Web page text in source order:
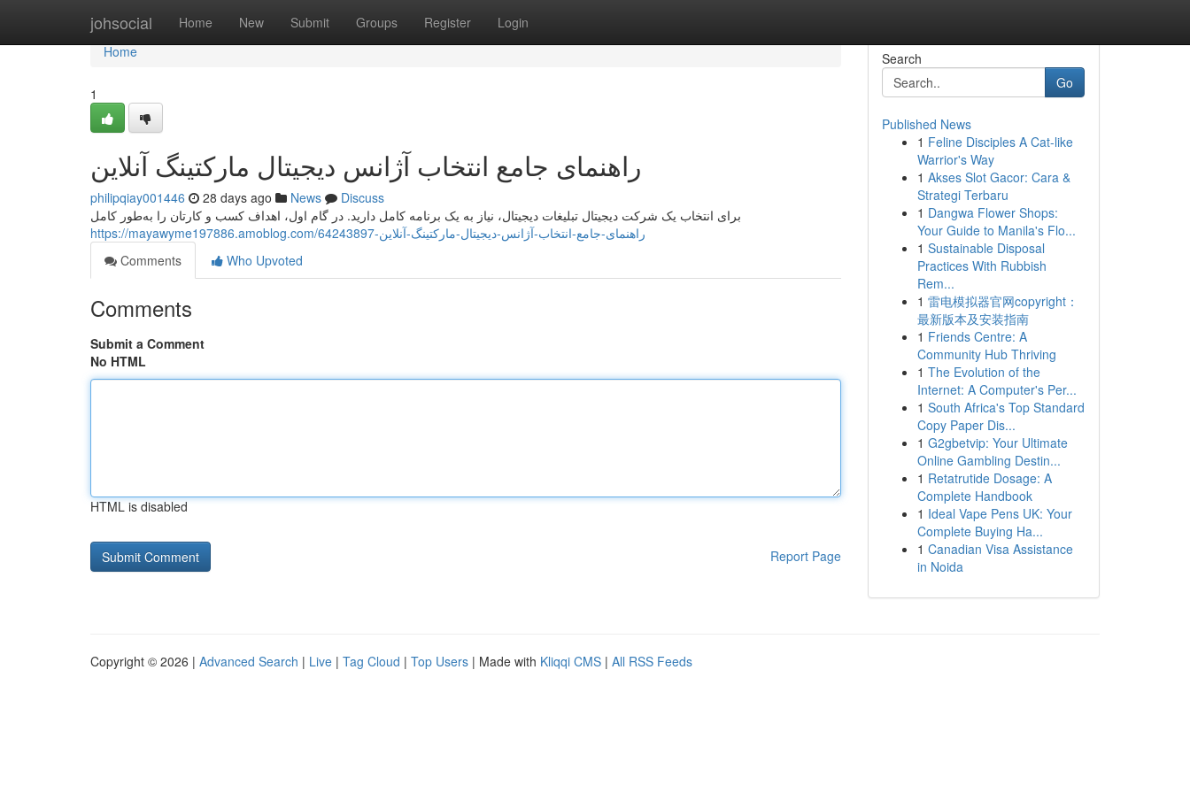
johsocial Home New Submit Groups Register Login
Home
Home
1
راهنمای جامع انتخاب آژانس دیجیتال مارکتینگ آنلاین
philipqiay001446 28 days ago News
Discuss
برای انتخاب یک شرکت دیجیتال تبلیغات دیجیتال، نیاز به یک برنامه کامل دارید. در گام اول، اهداف کسب و کارتان را به‌طور کامل
https://mayawyme197886.amoblog.com/راهنمای-جامع-انتخاب-آژانس-دیجیتال-مارکتینگ-آنلاین-64243897
Comments
Who Upvoted
Comments
Submit a Comment
No HTML
HTML is disabled
Report Page
Search
Go
Published News
1 Feline Disciples A Cat-like
Warrior's Way
1 Akses Slot Gacor: Cara &
Strategi Terbaru
1 Dangwa Flower Shops:
Your Guide to Manila's Flo...
1 Sustainable Disposal
Practices With Rubbish
Rem...
1 雷电模拟器官网copyright：
最新版本及安装指南
1 Friends Centre: A
Community Hub Thriving
1 The Evolution of the
Internet: A Computer's Per...
1 South Africa's Top Standard
Copy Paper Dis...
1 G2gbetvip: Your Ultimate
Online Gambling Destin...
1 Retatrutide Dosage: A
Complete Handbook
1 Ideal Vape Pens UK: Your
Complete Buying Ha...
1 Canadian Visa Assistance
in Noida
Copyright © 2026 | Advanced Search | Live | Tag Cloud | Top Users | Made with Kliqqi CMS | All RSS Feeds